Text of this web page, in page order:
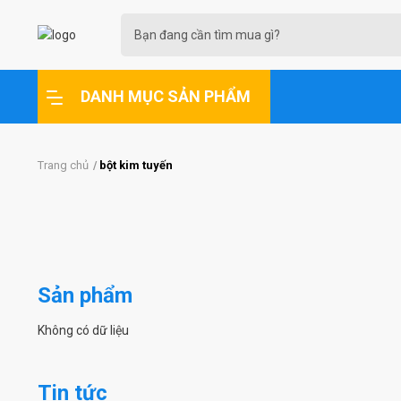
DANH MỤC SẢN PHẨM
Trang chủ bột kim tuyến
Sản phẩm
Không có dữ liệu
Tin tức